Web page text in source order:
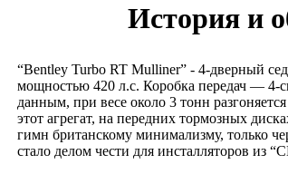
История и
“Bentley Turbo RT Mulliner” - 4-дверный
мощностью 420 л.с. Коробка передач — 4-
данным, при весе около 3 тонн
этот агрегат, на передних тормозных
гимн британскому минимализму, только
стало делом чести для инсталляторов из